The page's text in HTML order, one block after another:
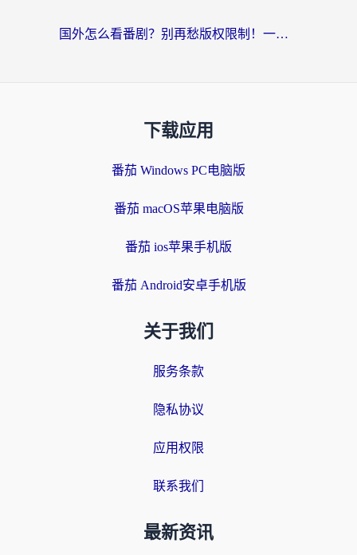
国外怎么看番剧？别再愁版权限制！一个工具解决所有回国追剧难题
下载应用
番茄 Windows PC电脑版
番茄 macOS苹果电脑版
番茄 ios苹果手机版
番茄 Android安卓手机版
关于我们
服务条款
隐私协议
应用权限
联系我们
最新资讯